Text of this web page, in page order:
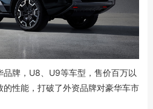
牌，U8、U9等车型，售价百万以
的性能，打破了外资品牌对豪华车市